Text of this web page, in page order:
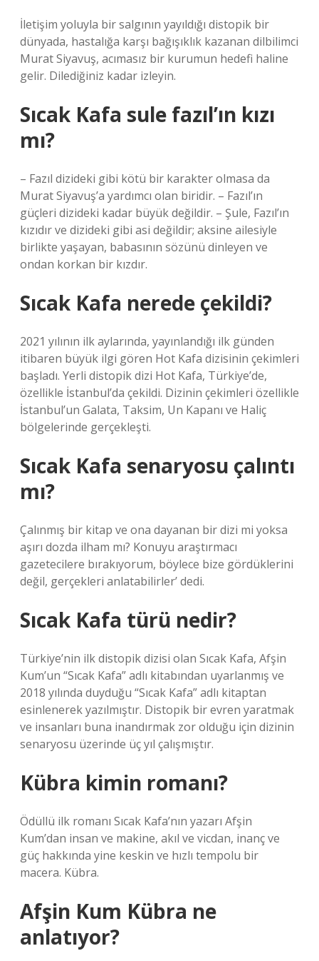
İletişim yoluyla bir salgının yayıldığı distopik bir
dünyada, hastalığa karşı bağışıklık kazanan dilbilimci
Murat Siyavuş, acımasız bir kurumun hedefi haline
gelir. Dilediğiniz kadar izleyin.
Sıcak Kafa sule fazıl’ın kızı
mı?
– Fazıl dizideki gibi kötü bir karakter olmasa da
Murat Siyavuş’a yardımcı olan biridir. – Fazıl’ın
güçleri dizideki kadar büyük değildir. – Şule, Fazıl’ın
kızıdır ve dizideki gibi asi değildir; aksine ailesiyle
birlikte yaşayan, babasının sözünü dinleyen ve
ondan korkan bir kızdır.
Sıcak Kafa nerede çekildi?
2021 yılının ilk aylarında, yayınlandığı ilk günden
itibaren büyük ilgi gören Hot Kafa dizisinin çekimleri
başladı. Yerli distopik dizi Hot Kafa, Türkiye’de,
özellikle İstanbul’da çekildi. Dizinin çekimleri özellikle
İstanbul’un Galata, Taksim, Un Kapanı ve Haliç
bölgelerinde gerçekleşti.
Sıcak Kafa senaryosu çalıntı
mı?
Çalınmış bir kitap ve ona dayanan bir dizi mi yoksa
aşırı dozda ilham mı? Konuyu araştırmacı
gazetecilere bırakıyorum, böylece bize gördüklerini
değil, gerçekleri anlatabilirler’ dedi.
Sıcak Kafa türü nedir?
Türkiye’nin ilk distopik dizisi olan Sıcak Kafa, Afşin
Kum’un “Sıcak Kafa” adlı kitabından uyarlanmış ve
2018 yılında duyduğu “Sıcak Kafa” adlı kitaptan
esinlenerek yazılmıştır. Distopik bir evren yaratmak
ve insanları buna inandırmak zor olduğu için dizinin
senaryosu üzerinde üç yıl çalışmıştır.
Kübra kimin romanı?
Ödüllü ilk romanı Sıcak Kafa’nın yazarı Afşin
Kum’dan insan ve makine, akıl ve vicdan, inanç ve
güç hakkında yine keskin ve hızlı tempolu bir
macera. Kübra.
Afşin Kum Kübra ne
anlatıyor?